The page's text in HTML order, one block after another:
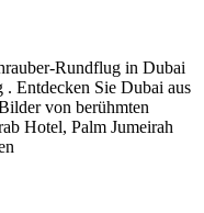
Rundflug in Dubai
Entdecken Sie Dubai aus
von berühmten
Hotel, Palm Jumeirah